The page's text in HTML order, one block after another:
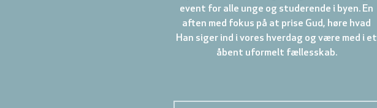
event for alle unge og studerende i byen. En
aften med fokus på at prise Gud, høre hvad
Han siger ind i vores hverdag og være med i et
åbent uformelt fællesskab.